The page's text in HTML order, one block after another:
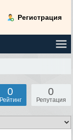
Регистрация
0
Репутация
0
Рейтинг